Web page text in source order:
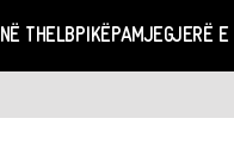
NË THELBPIKËPAMJEGJERË